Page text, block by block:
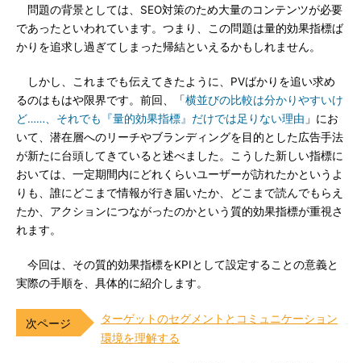
問題の背景としては、SEO対策のため大量のコンテンツが必要
であったといわれています。つまり、この問題は量的効果指標ば
かりを追求し過ぎてしまった帰結といえるかもしれません。
しかし、これまでも伝えてきたように、PVばかりを追い求め
るのはもはや限界です。前回、「横並びの比較は分かりやすいけ
ど……、それでも『量的効果指標』だけでは足りない理由 」にお
いて、潜在層へのリーチやブランディングを目的とした広告手法
が新たに台頭してきていると述べました。こうした新しい指標に
おいては、一定期間内にどれくらいユーザーが訪れたかというよ
りも、誰にどこまで情報が行き届いたか、どこまで読んでもらえ
たか、アクションにつながったのかという質的効果指標が重視さ
れます。
今回は、その質的効果指標をKPIとして設定することの意義と
実際の手順を、具体的に紹介します。
ターゲットのセグメントとコミュニケーション
環境を理解する